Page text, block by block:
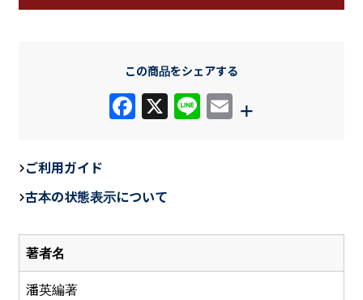
著者名
潘英編著
この商品をシェアする
F
e
b
o
o
X Li E
+
ご利用ガイド
古本の状態表示について